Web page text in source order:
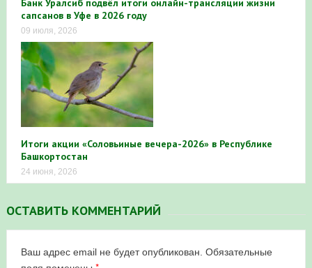
Банк Уралсиб подвёл итоги онлайн-трансляции жизни
сапсанов в Уфе в 2026 году
09 июля, 2026
Итоги акции «Соловьиные вечера-2026» в Республике
Башкортостан
24 июня, 2026
ОСТАВИТЬ КОММЕНТАРИЙ
Ваш адрес email не будет опубликован. Обязательные